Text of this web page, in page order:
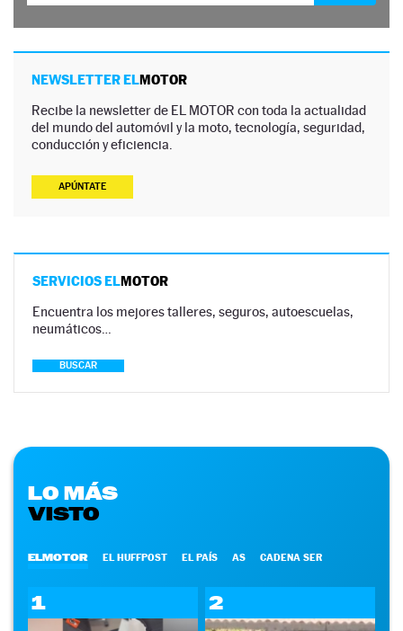
NEWSLETTER ELMOTOR
Recibe la newsletter de EL MOTOR con toda la actualidad
del mundo del automóvil y la moto, tecnología, seguridad,
conducción y eficiencia.
APÚNTATE
SERVICIOS ELMOTOR
Encuentra los mejores talleres, seguros, autoescuelas,
neumáticos…
BUSCAR
LO MÁS
VISTO
ELMOTOR EL HUFFPOST EL PAÍS AS CADENA SER
1 2